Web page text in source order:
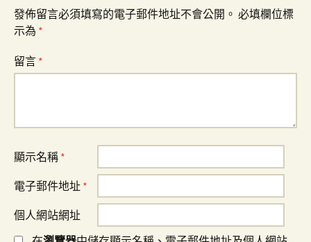
覽
發佈留言必須填寫的電子郵件地址不會公開。 必填欄位標
示為 *
留言 *
顯示名稱 *
電子郵件地址 *
個人網站網址